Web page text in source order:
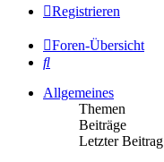
Registrieren
Foren-Übersicht
Suche
Allgemeines
Themen
Beiträge
Letzter Beitrag